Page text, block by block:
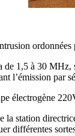
de 1,5 à 30
l’émission par
électrogène
station
différentes